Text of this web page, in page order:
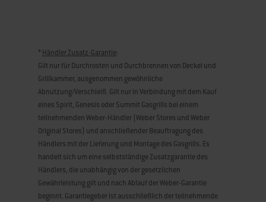
*Händler Zusatz-Garantie:
Gilt nur für Durchrosten und Durchbrennen von Deckel und
Grillkammer, ausgenommen gewöhnliche
Abnutzung/Verschleiß. Gilt nur in Verbindung mit dem Kauf
eines Spirit, Genesis oder Summit Gasgrills bei einem
teilnehmenden Weber-Händler (Weber Stores und Weber
Original Stores) und anschließender Beauftragung des
Händlers mit der Lieferung und Montage des Gasgrills. Es
handelt sich um eine selbstständige Zusatzgarantie des
Händlers, die unabhängig von der gesetzlichen
Gewährleistung gilt und nach Ablauf der Weber-Garantie
beginnt. Garantiegeber ist ausschließlich der teilnehmende